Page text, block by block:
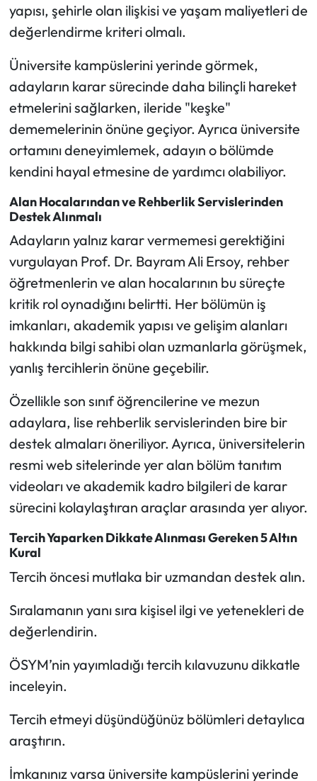
yapısı, şehirle olan ilişkisi ve yaşam maliyetleri de
değerlendirme kriteri olmalı.
Üniversite kampüslerini yerinde görmek,
adayların karar sürecinde daha bilinçli hareket
etmelerini sağlarken, ileride "keşke"
dememelerinin önüne geçiyor. Ayrıca üniversite
ortamını deneyimlemek, adayın o bölümde
kendini hayal etmesine de yardımcı olabiliyor.
Alan Hocalarından ve Rehberlik Servislerinden
Destek Alınmalı
Adayların yalnız karar vermemesi gerektiğini
vurgulayan Prof. Dr. Bayram Ali Ersoy, rehber
öğretmenlerin ve alan hocalarının bu süreçte
kritik rol oynadığını belirtti. Her bölümün iş
imkanları, akademik yapısı ve gelişim alanları
hakkında bilgi sahibi olan uzmanlarla görüşmek,
yanlış tercihlerin önüne geçebilir.
Özellikle son sınıf öğrencilerine ve mezun
adaylara, lise rehberlik servislerinden bire bir
destek almaları öneriliyor. Ayrıca, üniversitelerin
resmi web sitelerinde yer alan bölüm tanıtım
videoları ve akademik kadro bilgileri de karar
sürecini kolaylaştıran araçlar arasında yer alıyor.
Tercih Yaparken Dikkate Alınması Gereken 5 Altın
Kural
Tercih öncesi mutlaka bir uzmandan destek alın.
Sıralamanın yanı sıra kişisel ilgi ve yetenekleri de
değerlendirin.
ÖSYM’nin yayımladığı tercih kılavuzunu dikkatle
inceleyin.
Tercih etmeyi düşündüğünüz bölümleri detaylıca
araştırın.
İmkanınız varsa üniversite kampüslerini yerinde